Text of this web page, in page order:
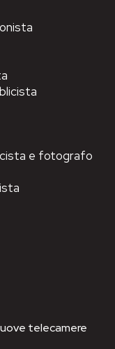
e fotografo
telecamere